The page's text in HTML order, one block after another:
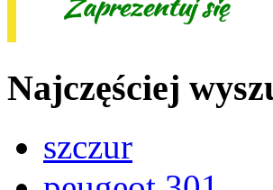
Najczęściej
szczur